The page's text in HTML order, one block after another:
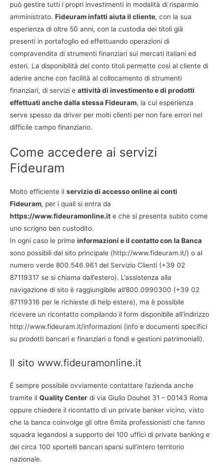
può gestire tutti i propri investimenti in modalità di risparmio
amministrato. Fideuram infatti aiuta il cliente, con la sua
esperienza di oltre 50 anni, con la custodia dei titoli già
presenti in portafoglio ed effettuando operazioni di
compravendita di strumenti finanziari sui mercati italiani ed
esteri. La disponibilità del conto titoli permette così al cliente di
aderire anche con facilità al collocamento di strumenti
finanziari, di servizi e attività di investimento e di prodotti
effettuati anche dalla stessa Fideuram, la cui esperienza
serve spesso da driver per molti clienti per non fare errori nel
difficile campo finanziario.
Come accedere ai servizi
Fideuram
Molto efficiente il servizio di accesso online ai conti
Fideuram, per i quali si entra da
https://www.fideuramonline.it e che si presenta subito come
uno scrigno ben custodito.
In ogni caso le prime informazioni e il contatto con la Banca
sono possibili dal sito principale (http://www.fideuram.it/) o al
numero verde 800.546.961 del Servizio Clienti (+39 02
87119317 se si chiama dall’estero). L’assistenza alla
navigazione di sito è raggiungibile all’800.0990300 (+39 02
87119316 per le richieste di help estere), ma è possibile
ricevere un ricontatto compilando il form disponibile all’indirizzo
http://www.fideuram.it/informazioni (info e documenti specifici
su prodotti bancari e finanziari o fondi e gestioni patrimoniali).
Il sito www.fideuramonline.it
É sempre possibile ovviamente contattare l’azienda anche
tramite il Quality Center di via Giulio Douhet 31 – 00143 Roma
oppure chiedere il ricontatto di un private banker vicino, visto
che la banca coinvolge gli oltre 6mila professionisti che fanno
squadra legandosi a supporto dei 100 uffici di private banking e
dei circa 100 sportelli bancari sparsi sull’intero territorio
nazionale.